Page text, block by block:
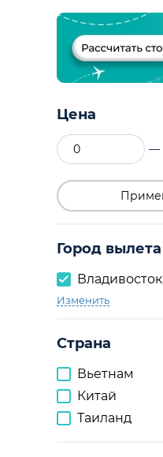
Цена
—
Город вылета
Владивосток
Изменить
Страна
Вьетнам
Китай
Таиланд